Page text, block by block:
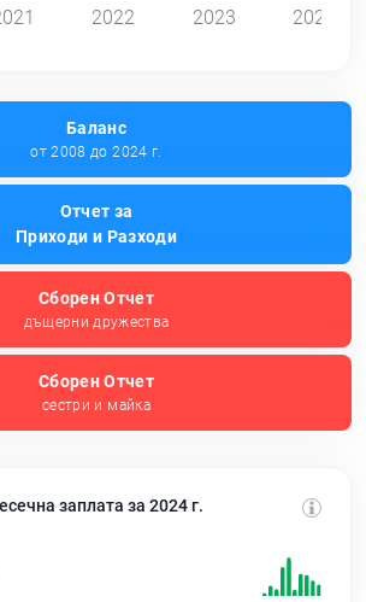
2022 2023 2024
Баланс
от 2008 до 2024 г.
Отчет за
Приходи и Разходи
Сборен Отчет
дъщерни дружества
Сборен Отчет
сестри и майка
заплата за 2024 г.